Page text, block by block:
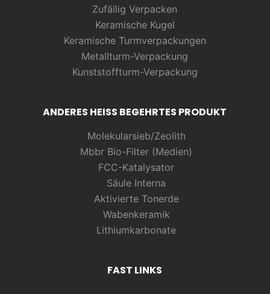
ZufälligVerpacken
Keramische Kugel
Keramische Turmverpackungen
Metallturm-Verpackung
Kunststoffturm-Verpackung
ANDERES HEISS BEGEHRTES PRODUKT
Molekularsieb/Zeolith
Mbbr Bio-Filter (Medien)
FCC-Katalysator
Säule Interna
Aktivierte Tonerde
Wabenkeramik
Lithiumkarbonate
FAST LINKS